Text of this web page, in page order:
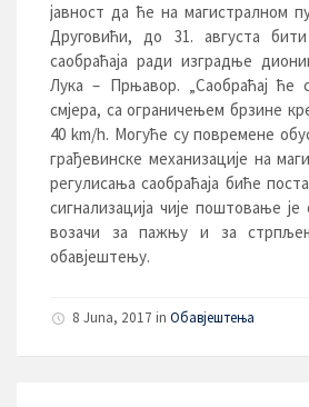
јавност да ће на магистралном
Друговићи, до 31. августа
саобраћаја ради изградње
Лука – Прњавор. „Саобраћај ће
смјера, са ограничењем брзине
40 km/h. Могуће су повремене
грађевинске механизације на
регулисања саобраћаја биће
сигнализација чије поштовање
возачи за пажњу и за
обавјештењу.
8 Juna, 2017 in Обавјештења